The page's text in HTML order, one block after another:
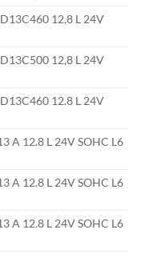
12,8 L 24V
12,8 L 24V
12.8 L 24V
A 12.8 L 24V SOHC L6
A 12.8 L 24V SOHC L6
A 12.8 L 24V SOHC L6